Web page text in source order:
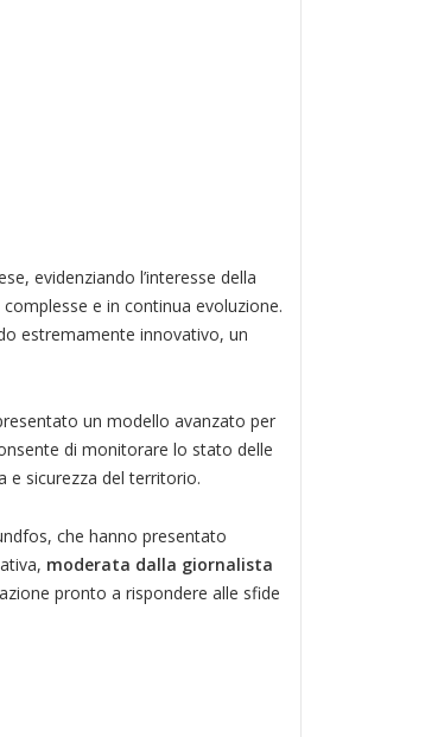
evidenziando l’interesse della
e in continua evoluzione.
estremamente innovativo, un
un modello avanzato per
di monitorare lo stato delle
e sicurezza del territorio.
che hanno presentato
moderata dalla giornalista
pronto a rispondere alle sfide